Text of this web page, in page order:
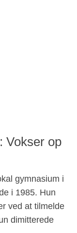
Vokser op
gymnasium i
i 1985. Hun
ved at tilmelde
dimitterede